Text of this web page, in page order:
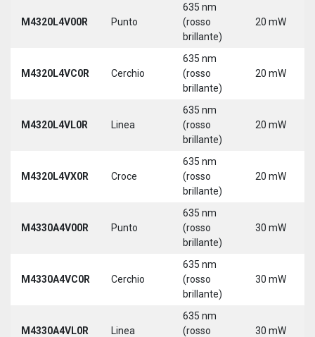
M4320L4V00R Punto
635 nm
(rosso
brillante)
20 mW
M4320L4VC0R Cerchio
635 nm
(rosso
brillante)
20 mW
M4320L4VL0R Linea
635 nm
(rosso
brillante)
20 mW
M4320L4VX0R Croce
635 nm
(rosso
brillante)
20 mW
M4330A4V00R Punto
635 nm
(rosso
brillante)
30 mW
M4330A4VC0R Cerchio
635 nm
(rosso
brillante)
30 mW
M4330A4VL0R Linea
635 nm
(rosso
30 mW